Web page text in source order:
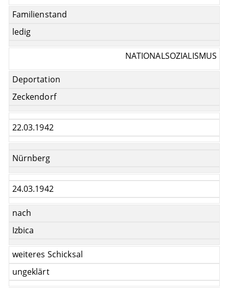
Familienstand
ledig
NATIONALSOZIALISMUS
Deportation
Zeckendorf
22.03.1942
Nürnberg
24.03.1942
nach
Izbica
weiteres Schicksal
ungeklärt